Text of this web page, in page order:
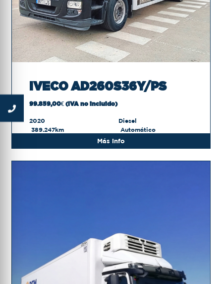
IVECO AD260S36Y/PS
99.859,00€ (IVA no incluido)
2020
Diesel
389.247km
Automático
Más info